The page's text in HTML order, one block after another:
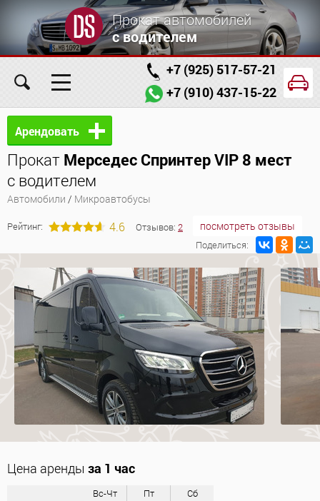
Прокат автомобилей
с водителем
+7 (925) 517-57-21
+7 (910) 437-15-22
Главная Автомобили
Условия аренды Заказ проката онлайн
О компании
Арендовать
Прокат Мерседес Спринтер VIP 8 мест
с водителем
Автомобили / Микроавтобусы
Рейтинг: 4.6 Отзывов: 2 посмотреть отзывы
Поделиться:
Цена аренды за 1 час
Вс-Чт Пт
Сб